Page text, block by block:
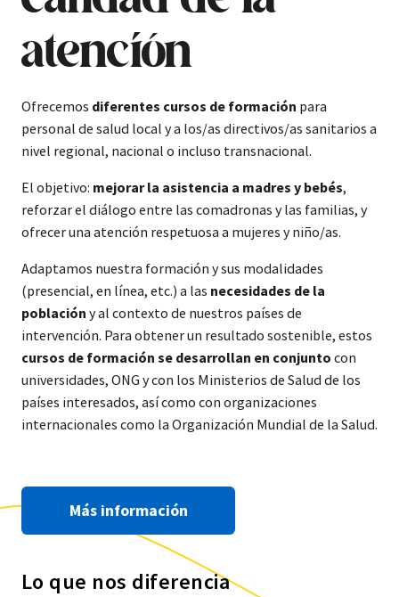
atención
Ofrecemos diferentes cursos de formación para
personal de salud local y a los/as directivos/as sanitarios a
nivel regional, nacional o incluso transnacional.
El objetivo: mejorar la asistencia a madres y bebés,
reforzar el diálogo entre las comadronas y las familias, y
ofrecer una atención respetuosa a mujeres y niño/as.
Adaptamos nuestra formación y sus modalidades
(presencial, en línea, etc.) a las necesidades de la
población y al contexto de nuestros países de
intervención. Para obtener un resultado sostenible, estos
cursos de formación se desarrollan en conjunto con
universidades, ONG y con los Ministerios de Salud de los
países interesados, así como con organizaciones
internacionales como la Organización Mundial de la Salud.
Más información
Lo que nos diferencia